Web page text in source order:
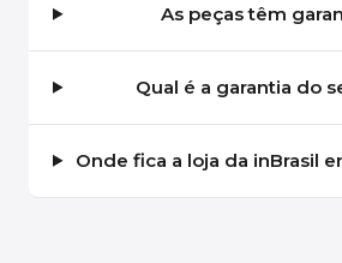
As peças têm
Qual é a garantia do
Onde fica a loja da inBrasil